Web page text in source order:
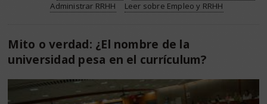
Administrar RRHH
Leer sobre Empleo y RRHH
Mito o verdad: ¿El nombre de la
universidad pesa en el currículum?